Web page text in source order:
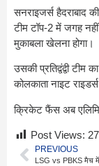
सनराइजर्स
टीम टॉप-2 में जगह
मुकाबला खेलना होगा।
उसकी प्रतिद्वंद्वी
कोलकाता नाइट
क्रिकेट फैंस अब
Post Views: 27
PREVIOUS